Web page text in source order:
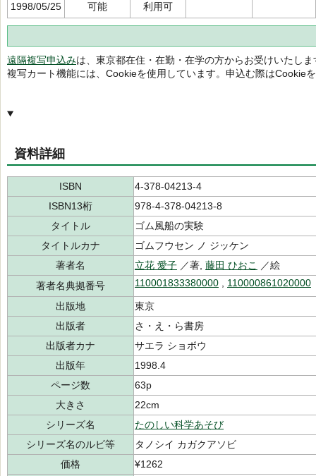
1998/05/25
可能 利用可
遠隔複写申込みは、東京都在住・在勤・在学の方からお受けいたしま
複写カート機能には、Cookieを使用しています。申込む際はCookie
資料詳細
ISBN
4-378-04213-4
ISBN13桁
978-4-378-04213-8
タイトル
ゴム風船の実験
タイトルカナ
ゴムフウセン ノ ジッケン
著者名
立花 愛子 ／著, 藤田 ひおこ
／絵
著者名典拠番号
110001833380000 110000861020000
出版地
東京
出版者
さ・え・ら書房
出版者カナ
サエラ ショボウ
出版年
1998.4
ページ数
63p
大きさ
22cm
シリーズ名
たのしい科学あそび
シリーズ名のルビ等
タノシイ カガクアソビ
価格
¥1262